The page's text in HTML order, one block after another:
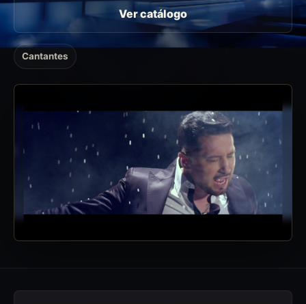
Ver catálogo
Cantantes